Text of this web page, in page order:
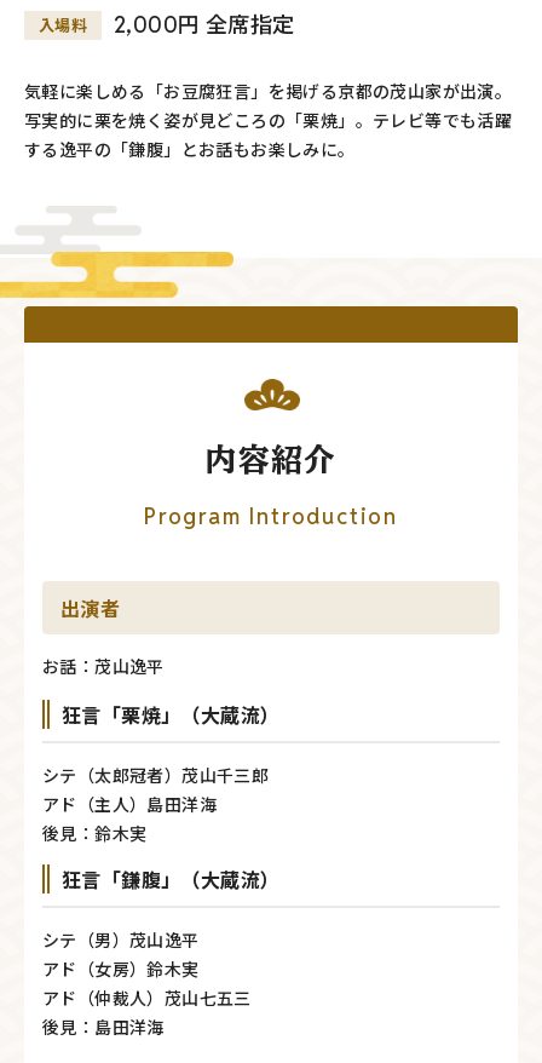
入場料 2,000円 全席指定
気軽に楽しめる「お豆腐狂言」を掲げる京都の茂山家が出演。
写実的に栗を焼く姿が見どころの「栗焼」。テレビ等でも活躍
する逸平の「鎌腹」とお話もお楽しみに。
内容紹介
Program Introduction
出演者
お話：茂山逸平
狂言「栗焼」（大蔵流）
シテ（太郎冠者）茂山千三郎
アド（主人）島田洋海
後見：鈴木実
狂言「鎌腹」（大蔵流）
シテ（男）茂山逸平
アド（女房）鈴木実
アド（仲裁人）茂山七五三
後見：島田洋海